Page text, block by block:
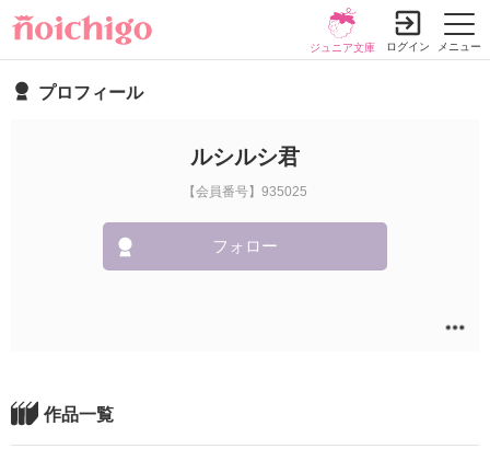
メニュー
ジュニア文庫 ログイン
プロフィール
ルシルシ君
【会員番号】935025
フォロー
作品一覧